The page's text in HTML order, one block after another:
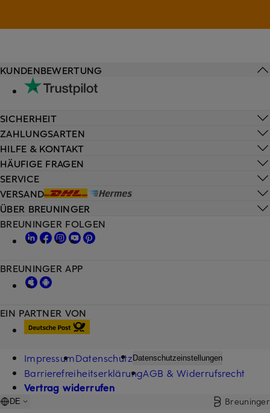
HILFE & KONTAKT
HÄUFIGE FRAGEN
SERVICE
VERSAND
KUNDENBEWERTUNG
SICHERHEIT
ZAHLUNGSARTEN
ÜBER BREUNINGER
EIN PARTNER VON
BREUNINGER FOLGEN
BREUNINGER APP
ImpressumDatenschutz Datenschutzeinstellungen
BarrierefreiheitserklärungAGB & Widerrufsrecht
Vertrag widerrufen
DE Breuninger